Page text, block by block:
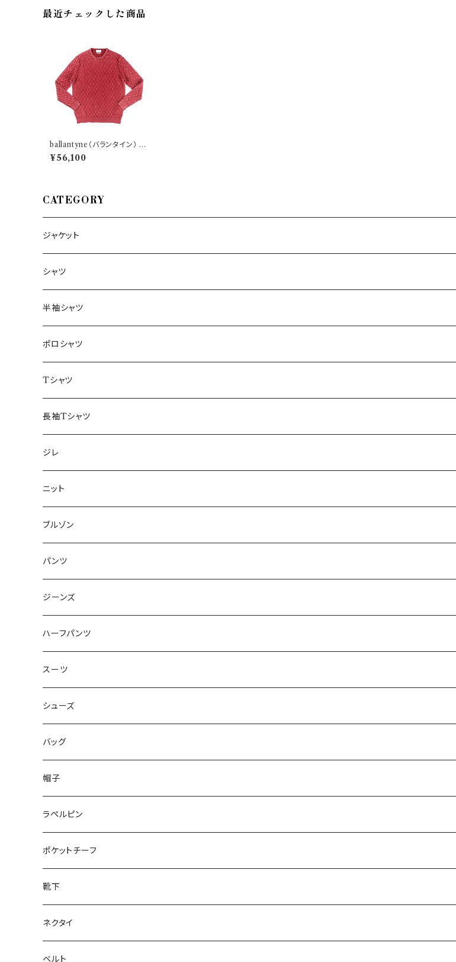
最近チェックした商品
ballantyne（バランタイン） 丸
首セーター P2P000 12WT
0 26403
¥56,100
CATEGORY
ジャケット
～44/S
46/M
48/L
50/XL～
シャツ
～44/S
46/M
48/L
50/XL～
半袖シャツ
～44/S
46/M
48/L
50/XL～
ポロシャツ
～44/S
46/M
48/L
50/XL～
Tシャツ
～44/S
46/M
48/L
50/XL～
長袖Tシャツ
～44/S
46/M
48/L
50/XL～
ジレ
～44/S
46/M
48/L
50/XL～
ニット
～44/S
46/M
48/L
50/XL～
ブルゾン
～44/S
46/M
48/L
50/XL～
パンツ
～44/S
46/M
48/L
50/XL～
ジーンズ
～44/S
46/M
48/L
50/XL～
ハーフパンツ
～44/S
46/M
48/L
50/XL～
スーツ
～44/S
46/M
48/L
50/XL～
シューズ
～25.5cm
26cm～
27cm～
28cm～
バッグ
帽子
ラペルピン
ポケットチーフ
靴下
ネクタイ
ベルト